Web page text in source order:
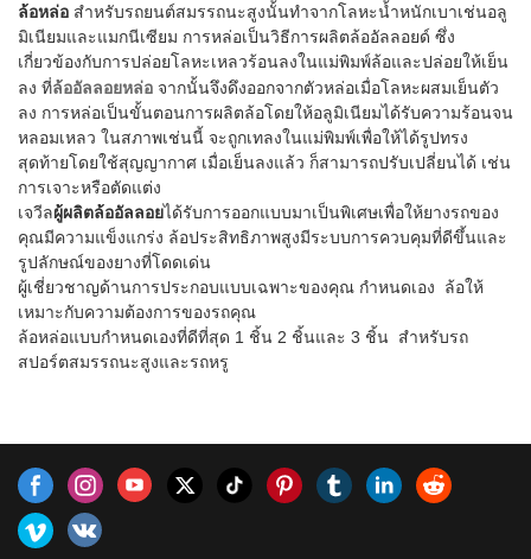
ล้อหล่อ สำหรับรถยนต์สมรรถนะสูงนั้นทำจากโลหะน้ำหนักเบาเช่นอลู
มิเนียมและแมกนีเซียม การหล่อเป็นวิธีการผลิตล้ออัลลอยด์ ซึ่ง
เกี่ยวข้องกับการปล่อยโลหะเหลวร้อนลงในแม่พิมพ์ล้อและปล่อยให้เย็น
ลง ที่ล้ออัลลอยหล่อ จากนั้นจึงดึงออกจากตัวหล่อเมื่อโลหะผสมเย็นตัว
ลง การหล่อเป็นขั้นตอนการผลิตล้อโดยให้อลูมิเนียมได้รับความร้อนจน
หลอมเหลว ในสภาพเช่นนี้ จะถูกเทลงในแม่พิมพ์เพื่อให้ได้รูปทรง
สุดท้ายโดยใช้สุญญากาศ เมื่อเย็นลงแล้ว ก็สามารถปรับเปลี่ยนได้ เช่น
การเจาะหรือตัดแต่ง
เจวีลผู้ผลิตล้ออัลลอยได้รับการออกแบบมาเป็นพิเศษเพื่อให้ยางรถของ
คุณมีความแข็งแกร่ง ล้อประสิทธิภาพสูงมีระบบการควบคุมที่ดีขึ้นและ
รูปลักษณ์ของยางที่โดดเด่น
ผู้เชี่ยวชาญด้านการประกอบแบบเฉพาะของคุณ กำหนดเอง ล้อให้
เหมาะกับความต้องการของรถคุณ
ล้อหล่อแบบกำหนดเองที่ดีที่สุด 1 ชิ้น 2 ชิ้นและ 3 ชิ้น สำหรับรถ
สปอร์ตสมรรถนะสูงและรถหรู
คุณสมบัติเชิงกลที่ดี มีความแข็ง
แรงสูง น้ำหนักเบา ทนต่อการ
กัดกร่อนได้ดี ขนาดถูกต้อง ซี่ล้อ
จะเรียบง่ายและละเอียดกว่า4) ล้อ
ฟอร์จมีน้ำหนักเบากว่าการหล่อ
สรุปข้อบกพร่องของผลิตภัณฑ์ที่
ผ่านมาและต่อเนื่อง ปรับปรุงพวก
เขา ข้อมูลจำเพาะของ Rims19''
สำหรับ MERCEDES MAYBACH
สามารถปรับแต่งได้ตามความ
ต้องการของคุณ